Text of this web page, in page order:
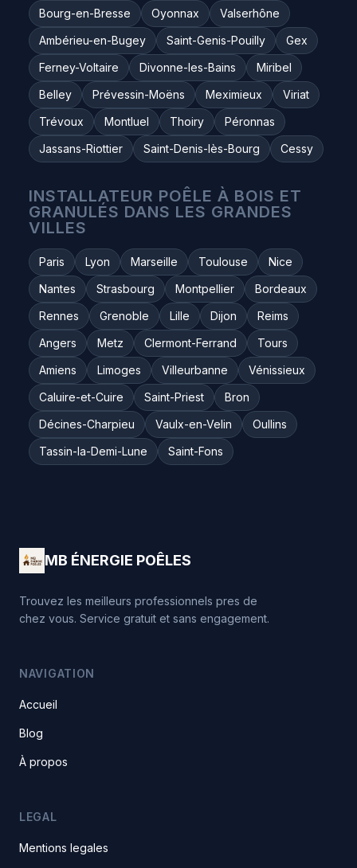
Bourg-en-Bresse Oyonnax
Valserhône
Ambérieu-en-Bugey
Saint-Genis-Pouilly
Gex
Ferney-Voltaire
Divonne-les-Bains
Miribel
Belley
Prévessin-Moëns Meximieux
Viriat
Trévoux
Montluel Thoiry
Péronnas
Jassans-Riottier
Saint-Denis-lès-Bourg Cessy
INSTALLATEUR POÊLE À BOIS ET
GRANULÉS DANS LES GRANDES
VILLES
Paris Lyon Marseille Toulouse
Nice
Nantes
Strasbourg Montpellier
Bordeaux
Rennes
Grenoble Lille Dijon
Reims
Angers
Metz Clermont-Ferrand
Tours
Amiens
Limoges Villeurbanne
Vénissieux
Caluire-et-Cuire
Saint-Priest
Bron
Décines-Charpieu
Vaulx-en-Velin
Oullins
Tassin-la-Demi-Lune
Saint-Fons
MB ÉNERGIE POÊLES
Trouvez les meilleurs professionnels pres de
chez vous. Service gratuit et sans engagement.
NAVIGATION
Accueil
Blog
À propos
LEGAL
Mentions legales